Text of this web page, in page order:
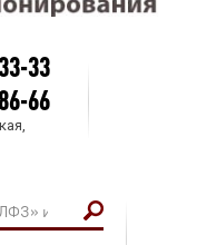
33
66